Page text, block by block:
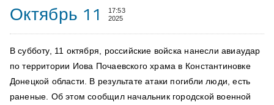
Октябрь 11
17:53
2025
В субботу, 11 октября, российские войска нанесли авиаудар
по территории Иова Почаевского храма в Константиновке
Донецкой области. В результате атаки погибли люди, есть
раненые. Об этом сообщил начальник городской военной